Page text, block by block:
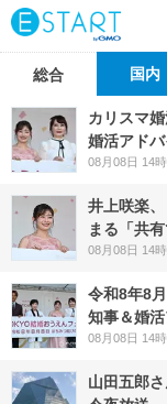
総合 国内
カリスマ
婚活アド
08月08日 14
井上咲楽
まる「共
08月08日 14
令和8年8
知事＆婚
08月08日 14
山田五郎